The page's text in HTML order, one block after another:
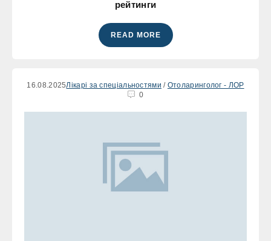
рейтинги
READ MORE
16.08.2025Лікарі за спеціальностями / Отоларинголог - ЛОР
0